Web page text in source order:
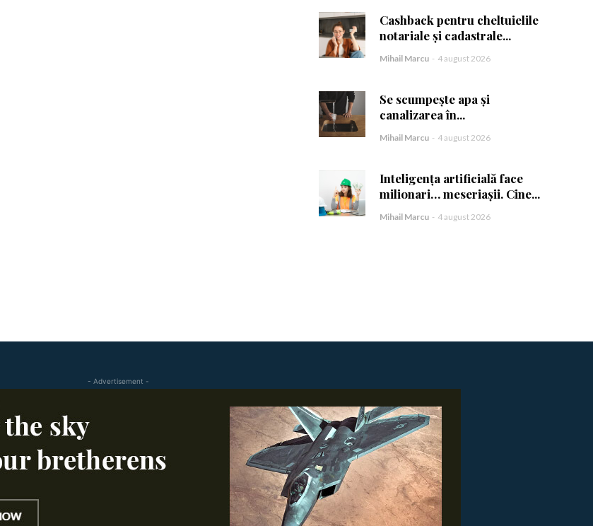
Cashback pentru cheltuielile
notariale și cadastrale...
Mihail Marcu - 4 august 2026
Se scumpește apa și
canalizarea în...
Mihail Marcu - 4 august 2026
Inteligența artificială face
milionari… meseriașii. Cine...
Mihail Marcu - 4 august 2026
- Advertisement -